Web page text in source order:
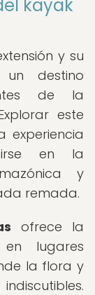
kayak
y su
un destino
de la
este
experiencia
en la
y
remada.
ofrece la
lugares
la flora y